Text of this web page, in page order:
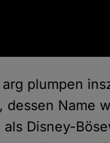
plumpen
Name
Disney-